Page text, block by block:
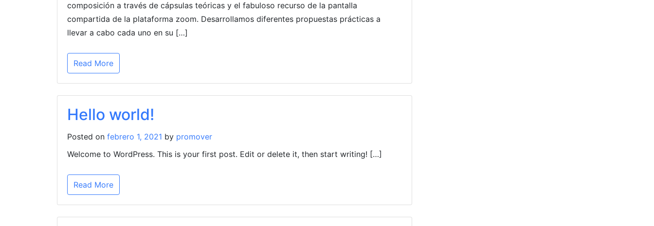
composición a través de cápsulas teóricas y el fabuloso recurso de la pantalla
compartida de la plataforma zoom. Desarrollamos diferentes propuestas prácticas a
llevar a cabo cada uno en su […]
Read More
Hello world!
Posted on febrero 1, 2021 by promover
Welcome to WordPress. This is your first post. Edit or delete it, then start writing! […]
Read More